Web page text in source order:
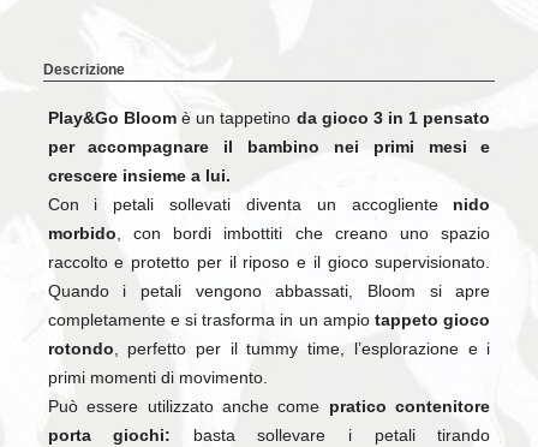
Descrizione
Play&Go Bloomè un tappetino da gioco 3 in 1 pensato
per accompagnare il bambino nei primi mesi e
crescere insieme a lui.
Con i petali sollevati diventa un accogliente nido
morbido, con bordi imbottiti che creano uno spazio
raccolto e protetto per il riposo e il gioco supervisionato.
Quando i petali vengono abbassati, Bloom si apre
completamente e si trasforma in un ampiotappeto gioco
rotondo, perfetto per il tummy time, l’esplorazione e i
primi momenti di movimento.
Può essere utilizzato anche come pratico contenitore
porta giochi: basta sollevare i petali tirando